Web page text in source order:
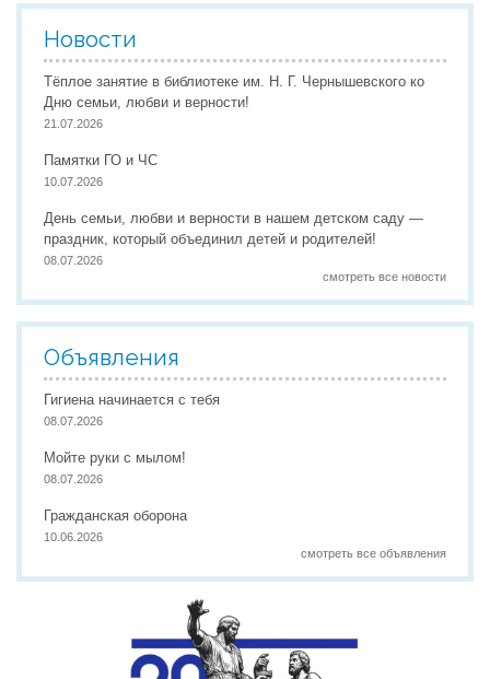
Новости
Тёплое занятие в библиотеке им. Н. Г. Чернышевского ко
Дню семьи, любви и верности!
21.07.2026
Памятки ГО и ЧС
10.07.2026
День семьи, любви и верности в нашем детском саду —
праздник, который объединил детей и родителей!
08.07.2026
смотреть все новости
Объявления
Гигиена начинается с тебя
08.07.2026
Мойте руки с мылом!
08.07.2026
Гражданская оборона
10.06.2026
смотреть все объявления